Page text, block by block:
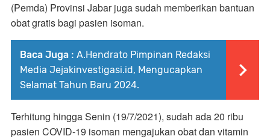
(Pemda) Provinsi Jabar juga sudah memberikan bantuan
obat gratis bagi pasien isoman.
Baca Juga : A.Hendrato Pimpinan Redaksi
Media Jejakinvestigasi.id, Mengucapkan
Selamat Tahun Baru 2024.
Terhitung hingga Senin (19/7/2021), sudah ada 20 ribu
pasien COVID-19 isoman mengajukan obat dan vitamin